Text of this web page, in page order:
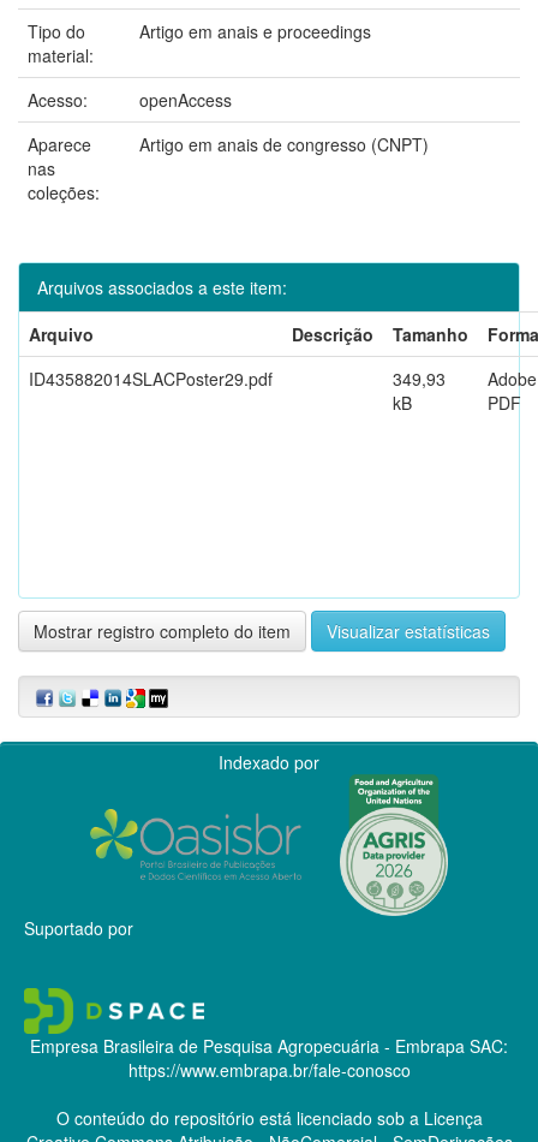
Tipo do
material:
Artigo em anais e proceedings
Acesso:
openAccess
Aparece
nas
coleções:
Artigo em anais de congresso (CNPT)
Arquivos associados a este item:
Arquivo
Descrição Tamanho
ID435882014SLACPoster29.pdf
349,93
kB
Adobe
PDF
Mostrar registro completo do item Visualizar estatísticas
Indexado por
Suportado por
Empresa Brasileira de Pesquisa Agropecuária - Embrapa SAC:
https://www.embrapa.br/fale-conosco
O conteúdo do repositório está licenciado sob a Licença